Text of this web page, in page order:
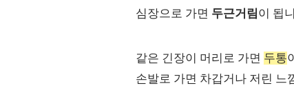
심장으로 가면 두근거림 이 됩
같은 긴장이 머리로 가면 두통
손발로 가면 차갑거나 저린 느